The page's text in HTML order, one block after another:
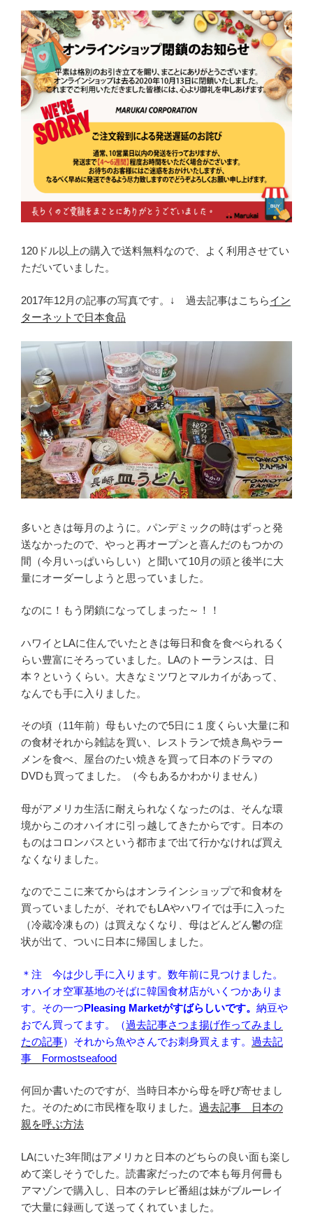
120ドル以上の購入で送料無料なので、よく利用させてい
ただいていました。
2017年12月の記事の写真です。↓ 過去記事はこちらイン
ターネットで日本食品
多いときは毎月のように。パンデミックの時はずっと発
送なかったので、やっと再オープンと喜んだのもつかの
間（今月いっぱいらしい）と聞いて10月の頭と後半に大
量にオーダーしようと思っていました。
なのに！もう閉鎖になってしまった～！！
ハワイとLAに住んでいたときは毎日和食を食べられるく
らい豊富にそろっていました。LAのトーランスは、日
本？というくらい。大きなミツワとマルカイがあって、
なんでも手に入りました。
その頃（11年前）母もいたので5日に１度くらい大量に和
の食材それから雑誌を買い、レストランで焼き鳥やラー
メンを食べ、屋台のたい焼きを買って日本のドラマの
DVDも買ってました。（今もあるかわかりません）
母がアメリカ生活に耐えられなくなったのは、そんな環
境からこのオハイオに引っ越してきたからです。日本の
ものはコロンバスという都市まで出て行かなければ買え
なくなりました。
なのでここに来てからはオンラインショップで和食材を
買っていましたが、それでもLAやハワイでは手に入った
（冷蔵冷凍もの）は買えなくなり、母はどんどん鬱の症
状が出て、ついに日本に帰国しました。
＊注 今は少し手に入ります。数年前に見つけました。
オハイオ空軍基地のそばに韓国食材店がいくつかありま
す。その一つPleasing Marketがすばらしいです。 納豆や
おでん買ってます。（過去記事さつま揚げ作ってみまし
たの記事）それから魚やさんでお刺身買えます。 過去記
事 Formostseafood
何回か書いたのですが、当時日本から母を呼び寄せまし
た。そのために市民権を取りました。 過去記事 日本の
親を呼ぶ方法
LAにいた3年間はアメリカと日本のどちらの良い面も楽し
めて楽しそうでした。読書家だったので本も毎月何冊も
アマゾンで購入し、日本のテレビ番組は妹がブルーレイ
で大量に録画して送ってくれていました。